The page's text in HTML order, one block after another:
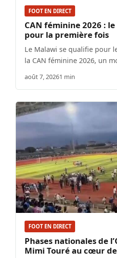
FOOT EN DIRECT
CAN féminine 2026 :
pour la première fois
Le Malawi se qualifie pour
la CAN féminine 2026, un
août 7, 20261 min
FOOT EN DIRECT
Phases nationales de
Mimi Touré au cœur